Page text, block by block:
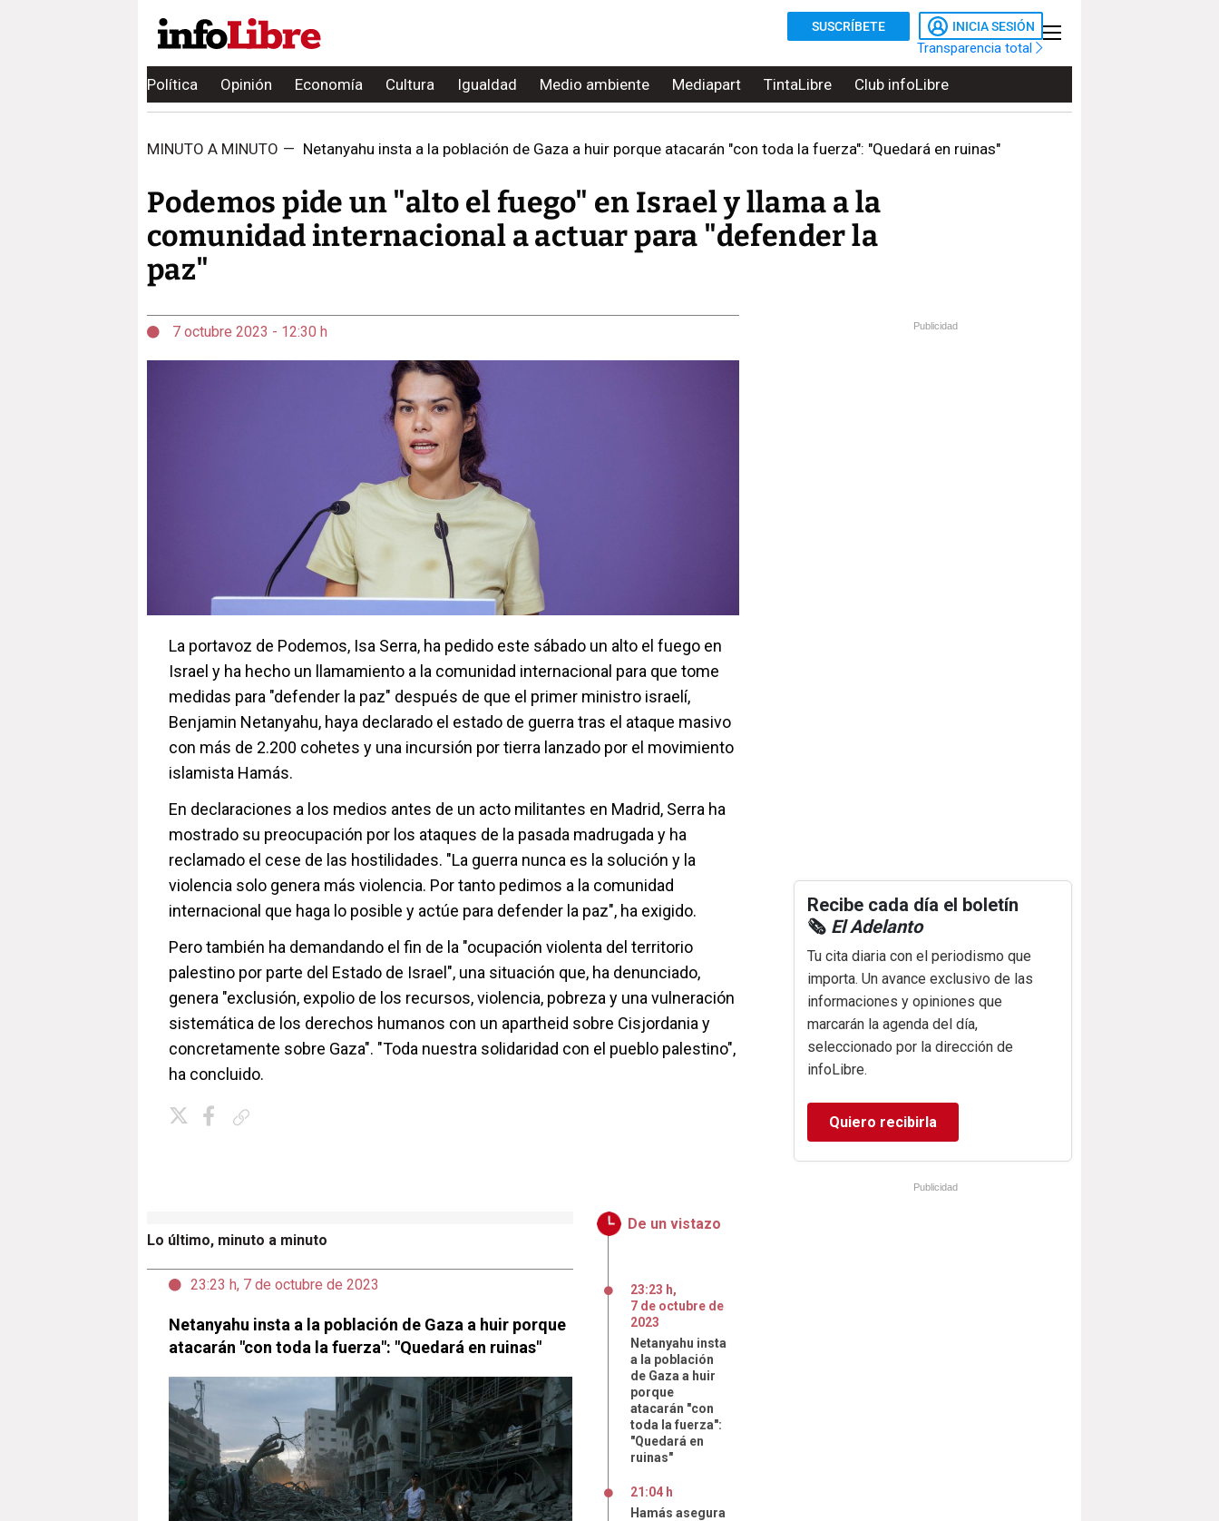
SUSCRÍBETE INICIA SESIÓN
Transparencia total
Política Opinión Economía Cultura Igualdad Medio ambiente Mediapart TintaLibre Club infoLibre
MINUTO A MINUTO — Netanyahu insta a la población de Gaza a huir porque atacarán "con toda la fuerza": "Quedará en ruinas"
Podemos pide un "alto el fuego" en Israel y llama a la
comunidad internacional a actuar para "defender la
paz"
7 octubre 2023 - 12:30 h
La portavoz de Podemos, Isa Serra, ha pedido este sábado un alto el fuego en
Israel y ha hecho un llamamiento a la comunidad internacional para que tome
medidas para "defender la paz" después de que el primer ministro israelí,
Benjamin Netanyahu, haya declarado el estado de guerra tras el ataque masivo
con más de 2.200 cohetes y una incursión por tierra lanzado por el movimiento
islamista Hamás.
En declaraciones a los medios antes de un acto militantes en Madrid, Serra ha
mostrado su preocupación por los ataques de la pasada madrugada y ha
reclamado el cese de las hostilidades. "La guerra nunca es la solución y la
violencia solo genera más violencia. Por tanto pedimos a la comunidad
internacional que haga lo posible y actúe para defender la paz", ha exigido.
Pero también ha demandando el fin de la "ocupación violenta del territorio
palestino por parte del Estado de Israel", una situación que, ha denunciado,
genera "exclusión, expolio de los recursos, violencia, pobreza y una vulneración
sistemática de los derechos humanos con un apartheid sobre Cisjordania y
concretamente sobre Gaza". "Toda nuestra solidaridad con el pueblo palestino",
ha concluido.
Lo último, minuto a minuto
23:23 h, 7 de octubre de 2023
Netanyahu insta a la población de Gaza a huir porque
atacarán "con toda la fuerza": "Quedará en ruinas"
De un vistazo
23:23 h,
7 de octubre de
2023
Netanyahu insta
a la población
de Gaza a huir
porque
atacarán "con
toda la fuerza":
"Quedará en
ruinas"
21:04 h
Hamás asegura
Publicidad
Recibe cada día el boletín
🗞️ El Adelanto
Tu cita diaria con el periodismo que
importa. Un avance exclusivo de las
informaciones y opiniones que
marcarán la agenda del día,
seleccionado por la dirección de
infoLibre.
Quiero recibirla
Publicidad